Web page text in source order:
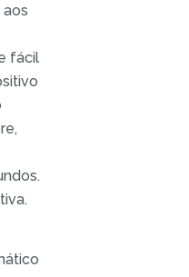
fácil